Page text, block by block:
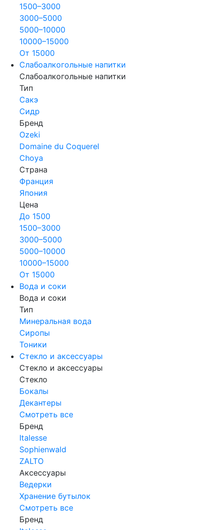
1500–3000
3000–5000
5000–10000
10000–15000
От 15000
Слабоалкогольные напитки
Слабоалкогольные напитки
Тип
Сакэ
Сидр
Бренд
Ozeki
Domaine du Coquerel
Choya
Страна
Франция
Япония
Цена
До 1500
1500–3000
3000–5000
5000–10000
10000–15000
От 15000
Вода и соки
Вода и соки
Тип
Минеральная вода
Сиропы
Тоники
Стекло и аксессуары
Стекло и аксессуары
Стекло
Бокалы
Декантеры
Смотреть все
Бренд
Italesse
Sophienwald
ZALTO
Аксессуары
Ведерки
Хранение бутылок
Смотреть все
Бренд